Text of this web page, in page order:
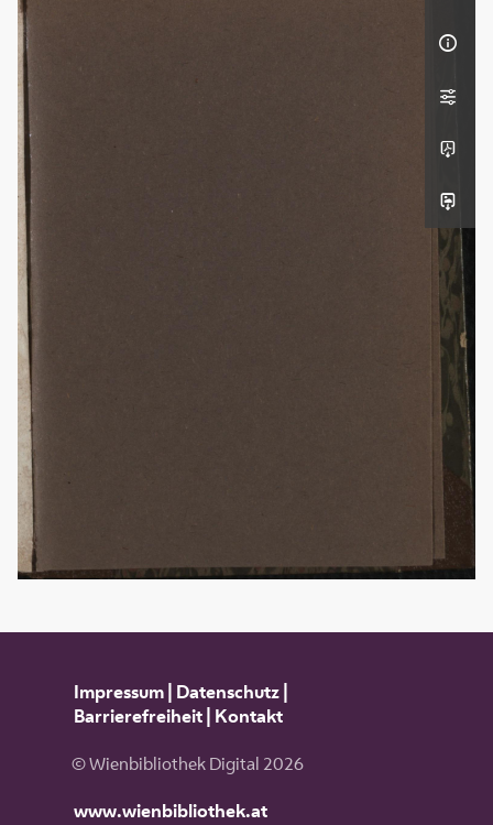
Impressum| Datenschutz|
Barrierefreiheit| Kontakt
© Wienbibliothek Digital 2026
www.wienbibliothek.at